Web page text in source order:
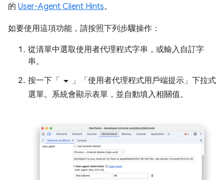
的 User-Agent Client Hints。
如要使用這項功能，請按照下列步驟操作：
從清單中選取使用者代理程式字串，或輸入自訂字
串。
按一下「 arrow_drop_down 」
「使用者代理程式用戶端提示」下拉式
選單。系統會顯示表單，並自動填入相關值。